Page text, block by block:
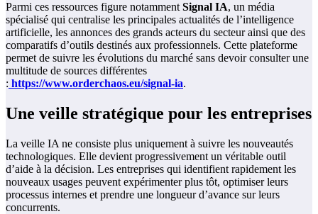
Parmi ces ressources figure notamment Signal IA, un média
spécialisé qui centralise les principales actualités de l’intelligence
artificielle, les annonces des grands acteurs du secteur ainsi que des
comparatifs d’outils destinés aux professionnels. Cette plateforme
permet de suivre les évolutions du marché sans devoir consulter une
multitude de sources différentes
: https://www.orderchaos.eu/signal-ia.
Une veille stratégique pour les entreprises
La veille IA ne consiste plus uniquement à suivre les nouveautés
technologiques. Elle devient progressivement un véritable outil
d’aide à la décision. Les entreprises qui identifient rapidement les
nouveaux usages peuvent expérimenter plus tôt, optimiser leurs
processus internes et prendre une longueur d’avance sur leurs
concurrents.